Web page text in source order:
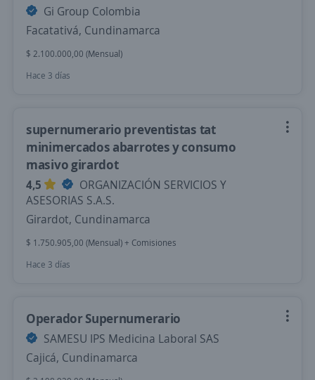
Gi Group Colombia
Facatativá, Cundinamarca
$ 2.100.000,00 (Mensual)
Hace 3 días
supernumerario preventistas tat
minimercados abarrotes y consumo
masivo girardot
4,5
ORGANIZACIÓN SERVICIOS Y
ASESORIAS S.A.S.
Girardot, Cundinamarca
$ 1.750.905,00 (Mensual) + Comisiones
Hace 3 días
Operador Supernumerario
SAMESU IPS Medicina Laboral SAS
Cajicá, Cundinamarca